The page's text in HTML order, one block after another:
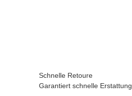
Schnelle Retoure
Garantiert schnelle Erstattung